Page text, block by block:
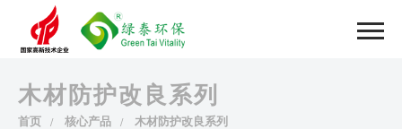
木材防护改良系列
首页 核心产品 木材防护改良系列